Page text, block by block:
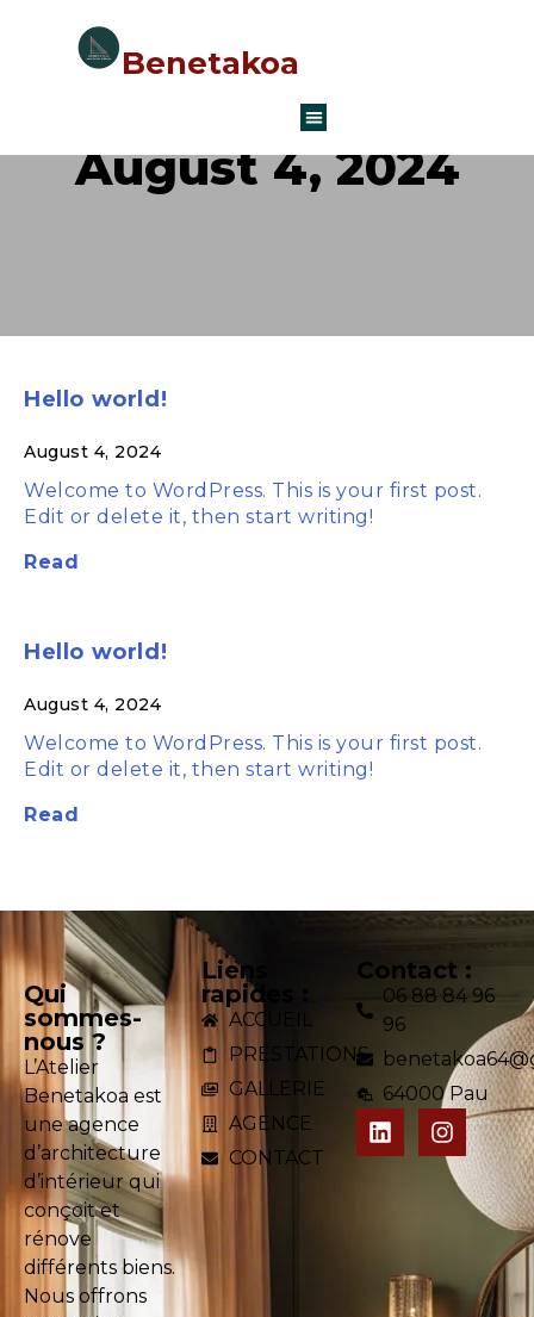
Benetakoa
August 4, 2024
Hello world!
August 4, 2024
Welcome to WordPress. This is your first post.
Edit or delete it, then start writing!
Read
Hello world!
August 4, 2024
Welcome to WordPress. This is your first post.
Edit or delete it, then start writing!
Read
Qui
sommes-
nous ?
L’Atelier
Benetakoa est
une agence
d’architecture
d’intérieur qui
conçoit et
rénove
différents biens.
Nous offrons
Liens
rapides :
ACCUEIL
PRESTATIONS
GALLERIE
AGENCE
CONTACT
Contact :
06 88 84 96
96
64000 Pau